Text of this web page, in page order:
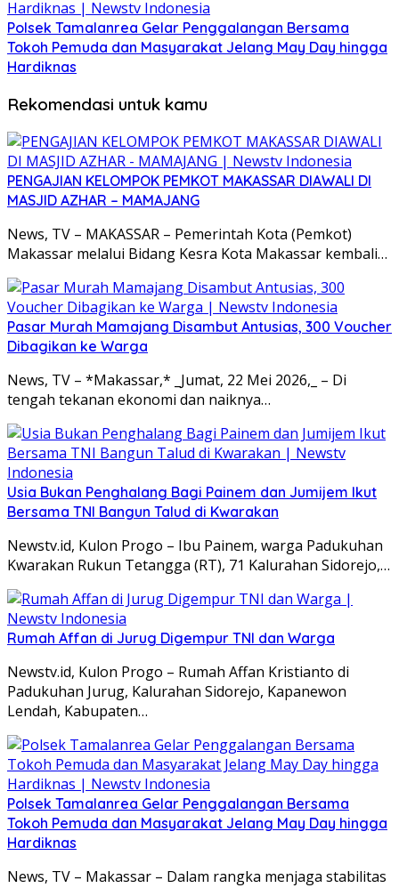
Polsek Tamalanrea Gelar Penggalangan Bersama
Tokoh Pemuda dan Masyarakat Jelang May Day hingga
Hardiknas
Rekomendasi untuk kamu
PENGAJIAN KELOMPOK PEMKOT MAKASSAR DIAWALI DI
MASJID AZHAR – MAMAJANG
News, TV – MAKASSAR – Pemerintah Kota (Pemkot)
Makassar melalui Bidang Kesra Kota Makassar kembali…
Pasar Murah Mamajang Disambut Antusias, 300 Voucher
Dibagikan ke Warga
News, TV – *Makassar,* _Jumat, 22 Mei 2026,_ – Di
tengah tekanan ekonomi dan naiknya…
Usia Bukan Penghalang Bagi Painem dan Jumijem Ikut
Bersama TNI Bangun Talud di Kwarakan
Newstv.id, Kulon Progo – Ibu Painem, warga Padukuhan
Kwarakan Rukun Tetangga (RT), 71 Kalurahan Sidorejo,…
Rumah Affan di Jurug Digempur TNI dan Warga
Newstv.id, Kulon Progo – Rumah Affan Kristianto di
Padukuhan Jurug, Kalurahan Sidorejo, Kapanewon
Lendah, Kabupaten…
Polsek Tamalanrea Gelar Penggalangan Bersama
Tokoh Pemuda dan Masyarakat Jelang May Day hingga
Hardiknas
News, TV – Makassar – Dalam rangka menjaga stabilitas